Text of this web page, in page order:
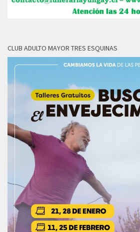
CLUB ADULTO MAYOR TRES ESQUINAS